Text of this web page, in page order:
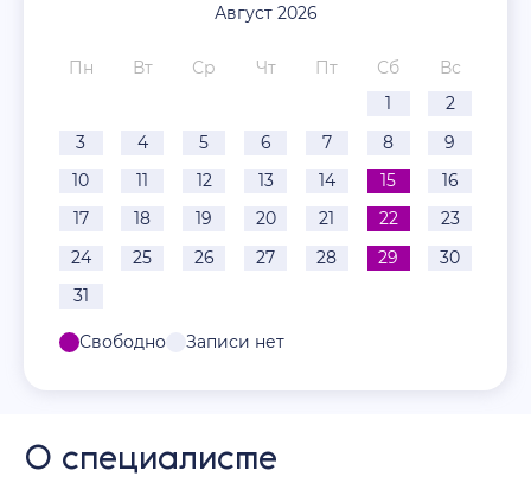
Август 2026
Пн Вт Ср Чт Пт Сб
Вс
1
2
3
4 5 6 7 8
9
10
11 12 13 14 15
16
17
18 19 20 21 22
23
24
25 26 27 28 29
30
31
Свободно Записи нет
О специалисте